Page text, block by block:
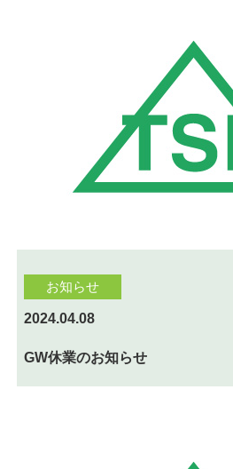
お知らせ
2024.04.08
GW休業のお知らせ